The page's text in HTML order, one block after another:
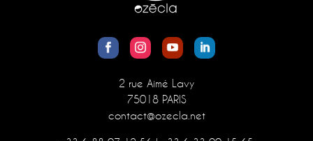
2 rue Aimé Lavy
75018 PARIS
contact@ozecla.net